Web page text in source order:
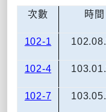
次數 時間
102-1
102-4
102-7